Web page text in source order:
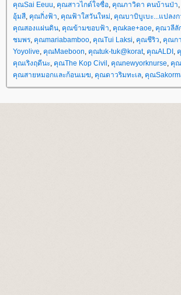
คุณSai Eeuu, คุณสาวไกด์ใจซื่อ, คุณภาวิดา คนบ้านป่า,
อุ้มสี, คุณกิ่งฟ้า, คุณฟ้าใสวันใหม่, คุณบาบิบูเบะ...แปลง
คุณสองแผ่นดิน, คุณข้ามขอบฟ้า, คุณkae+aoe, คุณวลีลั
ชมพร, คุณmariabamboo, คุณTui Laksi, คุณชีริว, คุณก
Yoyolive, คุณMaeboon, คุณtuk-tuk@korat, คุณALDI ,
คุณเริงฤดีนะ, คุณThe Kop Civil , คุณnewyorknurse, คุณ
คุณสายหมอกและก้อนเมฆ, คุณดาวริมทะเล, คุณ